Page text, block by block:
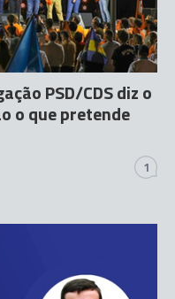
PSD/CDS diz o
o que pretende
1